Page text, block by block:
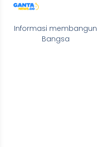
Informasi membangun
Bangsa